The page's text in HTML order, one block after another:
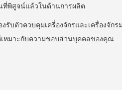
ที่พิสูจน์แล้วในด้านการผลิต
ตัวควบคุมเครื่องจักรและเครื่องจักร
เหมาะกับความชอบส่วนบุคคลของคุณ